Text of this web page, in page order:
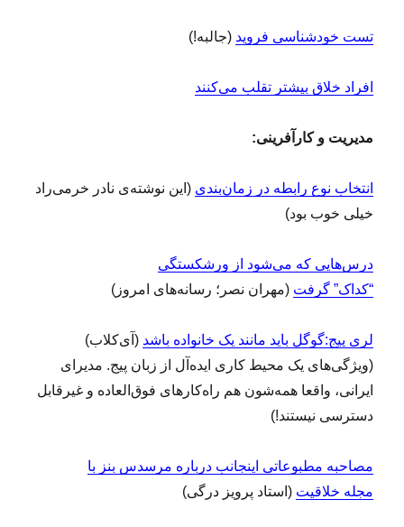
تست خودشناسی فروید (جالبه!)
افراد خلاق بیشتر تقلب می‌کنند
مدیریت و کارآفرینی:
انتخاب نوع رابطه در زمان‌بندی (این نوشته‌ی نادر خرمی‌راد
خیلی خوب بود)
درس‌هایی که می‌شود از ورشکستگی
“کداک” گرفت (مهران نصر؛ رسانه‌های امروز)
لری پیج:‌گوگل باید مانند یک خانواده باشد (آی‌کلاب)
(ویژگی‌های یک محیط کاری ایده‌آل از زبان پیج. مدیرای
ایرانی، واقعا همه‌شون هم راه‌کارهای فوق‌العاده و غیرقابل
دسترسی نیستند!)
مصاحبه مطبوعاتی اینجانب درباره مرسدس بنز با
مجله خلاقیت (استاد پرویز درگی)